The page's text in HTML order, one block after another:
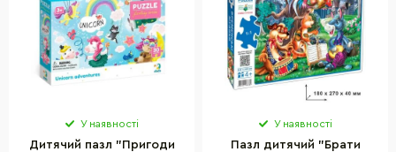
У наявності
Дитячий пазл "Пригоди
У наявності
Пазл дитячий "Брати